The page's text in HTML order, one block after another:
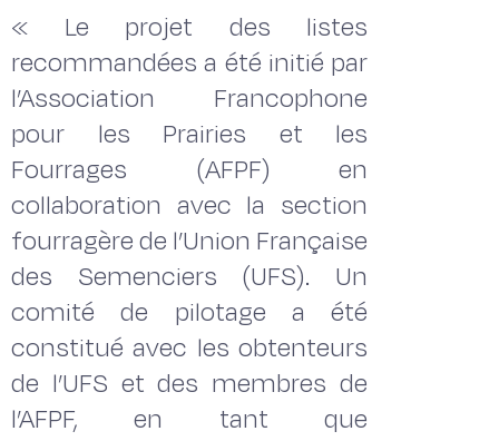
« Le projet des listes
recommandées a été initié par
l’Association Francophone
pour les Prairies et les
Fourrages (AFPF) en
collaboration avec la section
fourragère de l’Union Française
des Semenciers (UFS). Un
comité de pilotage a été
constitué avec les obtenteurs
de l’UFS et des membres de
l’AFPF, en tant que